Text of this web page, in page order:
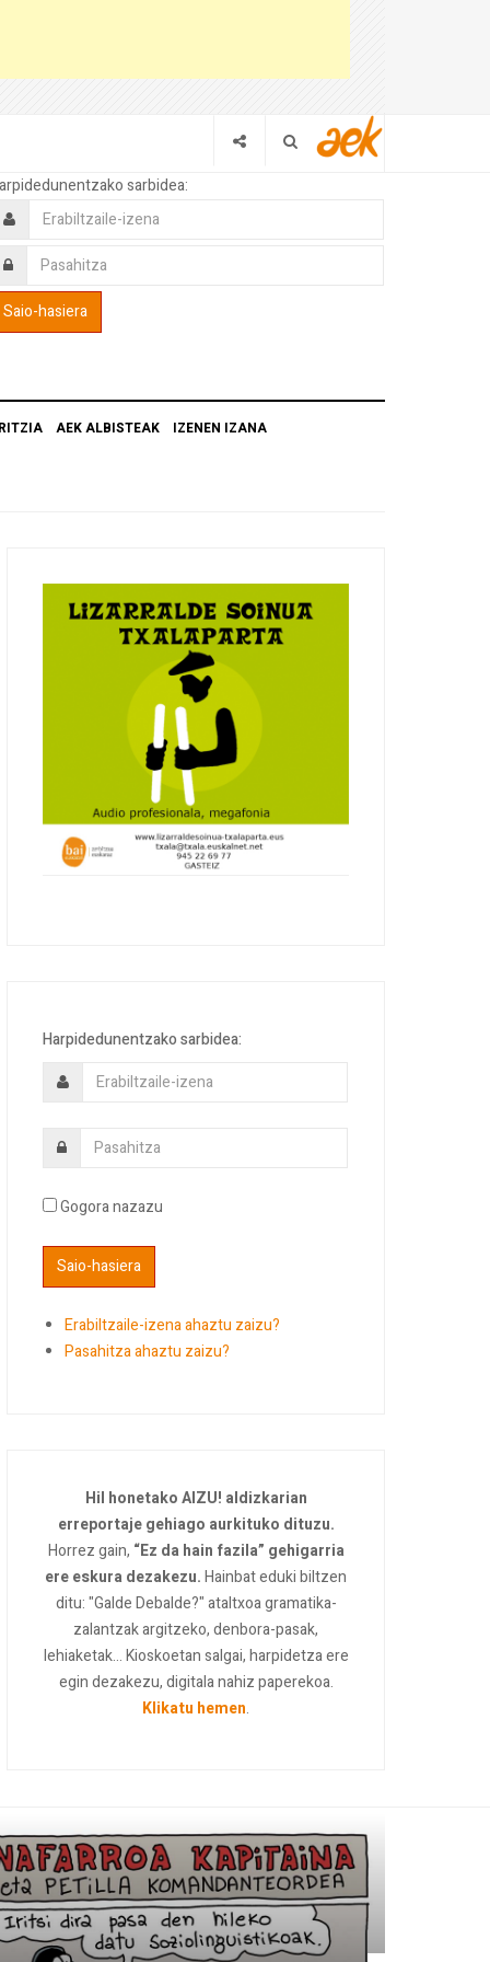
sarbidea:
AEK ALBISTEAK IZENEN IZANA
Harpidedunentzako sarbidea:
Gogora nazazu
Erabiltzaile-izena ahaztu zaizu?
Pasahitza ahaztu zaizu?
Hil honetako AIZU! aldizkarian
erreportaje gehiago aurkituko dituzu.
Horrez gain, “Ez da hain fazila” gehigarria
ere eskura dezakezu.Hainbat eduki biltzen
ditu: "Galde Debalde?" ataltxoa gramatika-
zalantzak argitzeko, denbora-pasak,
lehiaketak... Kioskoetan salgai, harpidetza ere
egin dezakezu, digitala nahiz paperekoa.
Klikatu hemen.